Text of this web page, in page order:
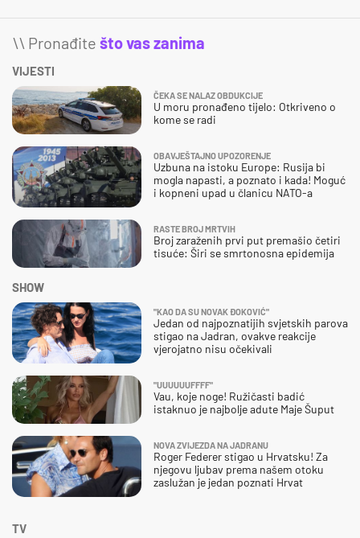
\\ Pronađite što vas zanima
VIJESTI
ČEKA SE NALAZ OBDUKCIJE
U moru pronađeno tijelo: Otkriveno o
kome se radi
OBAVJEŠTAJNO UPOZORENJE
Uzbuna na istoku Europe: Rusija bi
mogla napasti, a poznato i kada! Moguć
i kopneni upad u članicu NATO-a
RASTE BROJ MRTVIH
Broj zaraženih prvi put premašio četiri
tisuće: Širi se smrtonosna epidemija
SHOW
"KAO DA SU NOVAK ĐOKOVIĆ"
Jedan od najpoznatijih svjetskih parova
stigao na Jadran, ovakve reakcije
vjerojatno nisu očekivali
"UUUUUUFFFF"
Vau, koje noge! Ružičasti badić
istaknuo je najbolje adute Maje Šuput
NOVA ZVIJEZDA NA JADRANU
Roger Federer stigao u Hrvatsku! Za
njegovu ljubav prema našem otoku
zaslužan je jedan poznati Hrvat
TV